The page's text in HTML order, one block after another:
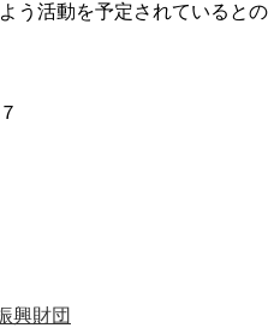
う活動を予定されているとの
興財団